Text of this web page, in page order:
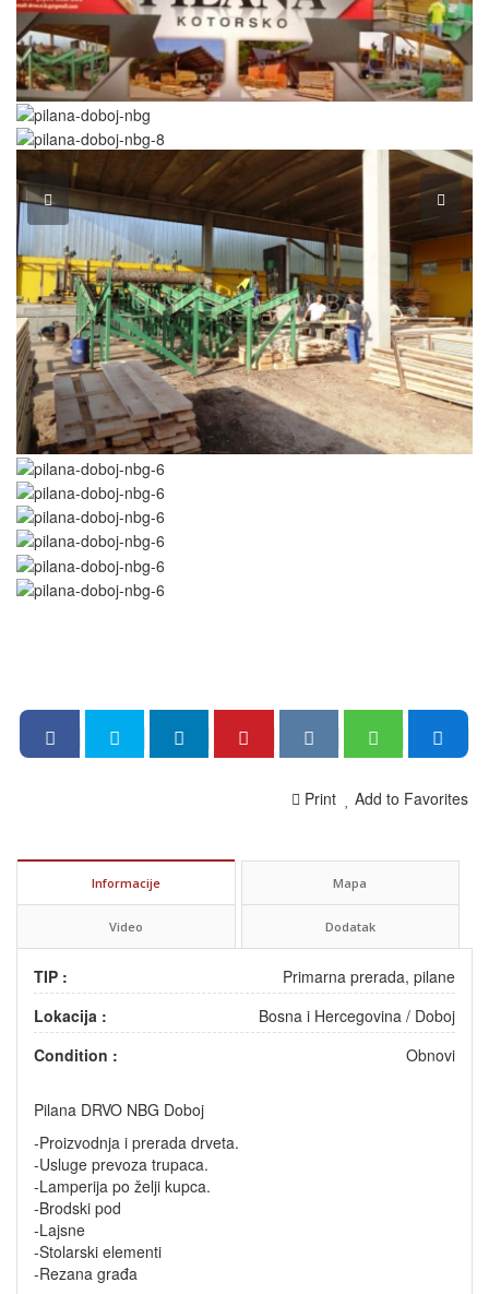
Add to Favorites
Print
Informacije Mapa
Video Dodatak
TIP :
Primarna prerada, pilane
Lokacija :
Bosna i Hercegovina / Doboj
Condition :
Obnovi
Pilana DRVO NBG Doboj
-Proizvodnja i prerada drveta.
-Usluge prevoza trupaca.
-Lamperija po želji kupca.
-Brodski pod
-Lajsne
-Stolarski elementi
-Rezana građa